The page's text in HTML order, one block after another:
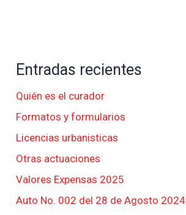
Entradas recientes
Quién es el curador
Formatos y formularios
Licencias urbanisticas
Otras actuaciones
Valores Expensas 2025
Auto No. 002 del 28 de Agosto 2024